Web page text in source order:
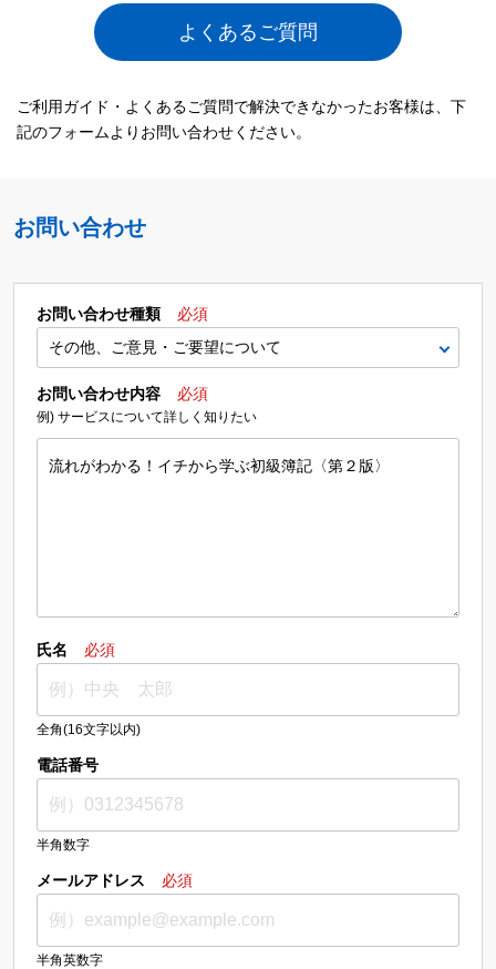
よくあるご質問
ご利用ガイド・よくあるご質問で解決できなかったお客様は、下
記のフォームよりお問い合わせください。
お問い合わせ
お問い合わせ種類 必須
お問い合わせ内容 必須
例) サービスについて詳しく知りたい
氏名 必須
全角(16文字以内)
電話番号
半角数字
メールアドレス 必須
半角英数字